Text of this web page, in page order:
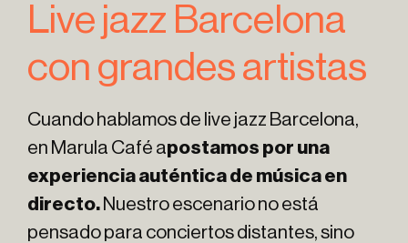
Live jazz Barcelona
con grandes artistas
Cuando hablamos de live jazz Barcelona,
en Marula Café apostamos por una
experiencia auténtica de música en
directo. Nuestro escenario no está
pensado para conciertos distantes, sino